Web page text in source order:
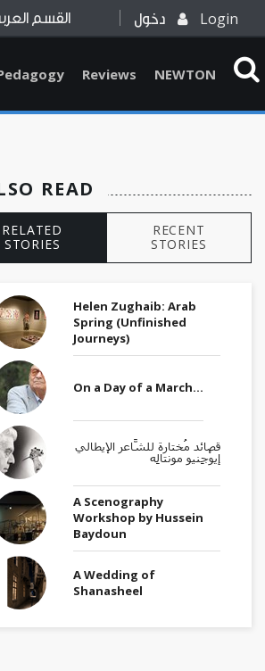
القسم دخول Login
Reviews NEWTON
READ
RELATED
STORIES
RECENT
STORIES
Helen Zughaib: Arab
Spring (Unfinished
Journeys)
On a Day of a March…
قصائد مُختارة للشَّاعر الإيطالي
إيوْجِنيو مونتالِه
A Scenography
Workshop by Hussein
Baydoun
A Wedding of
Shanasheel